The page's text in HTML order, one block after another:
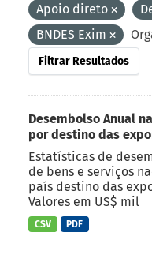
Apoio direto
BNDES Exim
Filtrar Resultados
Desembolso Anual
por destino das
Estatísticas de
de bens e serviços
país destino das
Valores em US$ mil
CSV PDF